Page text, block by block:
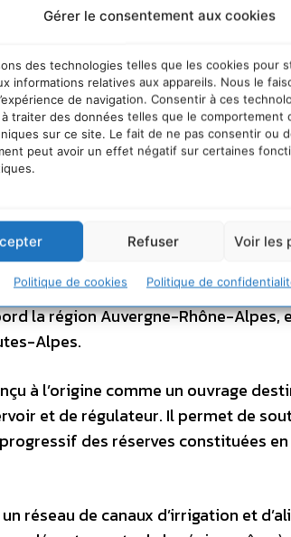
Gérer le consentement aux cookies
des technologies telles que les cookies pour
informations relatives aux appareils. Nous le
de navigation. Consentir à ces
traiter des données telles que le comportement
sur ce site. Le fait de ne pas consentir ou
peut avoir un effet négatif sur certaines
Refuser Voir les
Politique de cookies Politique de
de rechercheavec des partenaires
ressources en eau.
? La sécheresse hors norme de
de la ressource.
en eau
elle est inégalement répartie dans
par près de 46 000 kilomètres
la région Auvergne-Rhône-Alpes,
Alpes.
à l’origine comme un ouvrage
et de régulateur. Il permet de
des réserves constituées
réseau de canaux d’irrigation et